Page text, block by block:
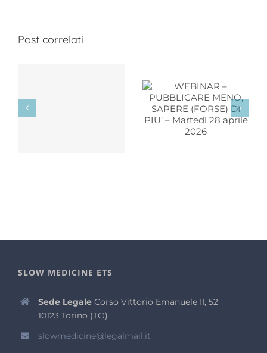
Post correlati
SLOW MEDICINE ETS
Sede LegaleCorso Vittorio Emanuele II, 52
10123 Torino (TO)
slowmedicine@legalmail.it